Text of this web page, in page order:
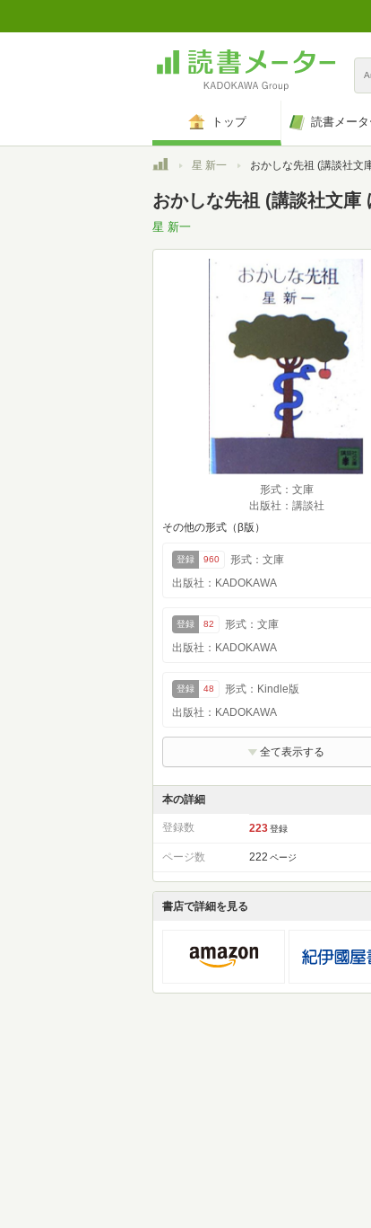
トップ 読書メー
トップ星 新一 おかしな先祖 (講談社文
おかしな先祖 (講談社文庫
星 新一
形式：文庫
出版社：講談社
その他の形式（β版）
登録 960
形式：文庫
出版社：KADOKAWA
登録 82
形式：文庫
出版社：KADOKAWA
登録 48
形式：Kindle版
出版社：KADOKAWA
全て表示する
本の詳細
登録数 223 登録
ページ数 222 ページ
書店で詳細を見る